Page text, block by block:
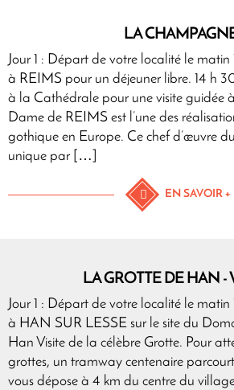
LA
Jour 1 : Départ de votre localité le
à REIMS pour un déjeuner libre. 14
à la Cathédrale pour une visite guidée
Dame de REIMS est l’une des
gothique en Europe. Ce chef d’œuvre
unique par […]
EN SAVOIR +
LA GROTTE DE HAN -
Jour 1 : Départ de votre localité le
à HAN SUR LESSE sur le site du
Han Visite de la célèbre Grotte. Pour
grottes, un tramway centenaire
vous dépose à 4 km du centre du